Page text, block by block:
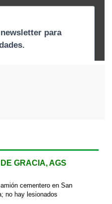
GRACIA, AGS
cementero en San
no hay lesionados